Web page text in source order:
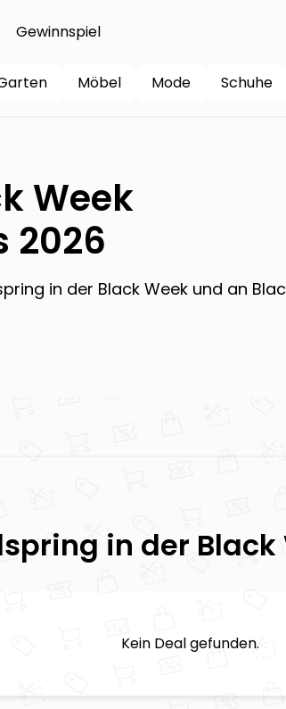
Gewinnspiel
Möbel Mode Schuhe
Week
2026
in der Black Week und an
in der Black
Kein Deal gefunden.